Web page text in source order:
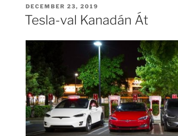
POSTED
ON
DECEMBER 23, 2019
Tesla-val Kanadán Át